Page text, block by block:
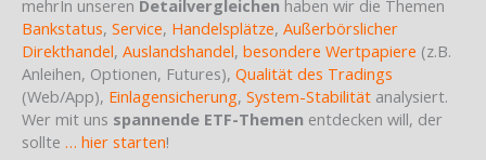
mehrIn unseren Detailvergleichen haben wir die Themen
Bankstatus, Service, Handelsplätze, Außerbörslicher
Direkthandel, Auslandshandel, besondere Wertpapiere (z.B.
Anleihen, Optionen, Futures), Qualität des Tradings
(Web/App), Einlagensicherung, System-Stabilität analysiert.
Wer mit uns spannende ETF-Themen entdecken will, der
sollte … hier starten!